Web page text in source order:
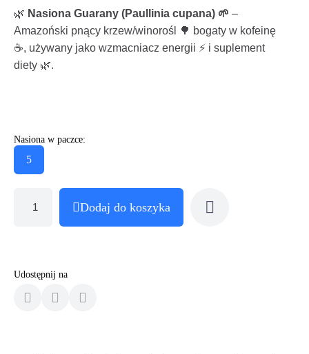
🌿 Nasiona Guarany (Paullinia cupana) 🌱 –
Amazoński pnący krzew/winorośl 🌳 bogaty w kofeinę
☕, używany jako wzmacniacz energii ⚡ i suplement
diety 🌿.
Nasiona w paczce:
5
Dodaj do koszyka
Udostępnij na